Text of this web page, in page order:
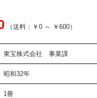
（送料：￥0 ～ ￥600）
東宝株式会社 事業課
昭和32年
1冊